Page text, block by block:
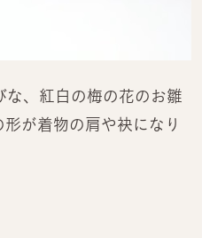
な、紅白の梅の花のお雛
が着物の肩や袂になり